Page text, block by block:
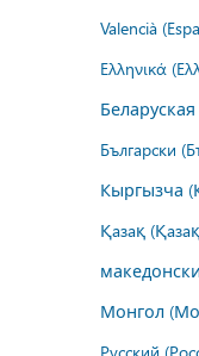
Valencià
Ελληνικά
Български
Кыргызча
Қазақ
Монгол
Русский